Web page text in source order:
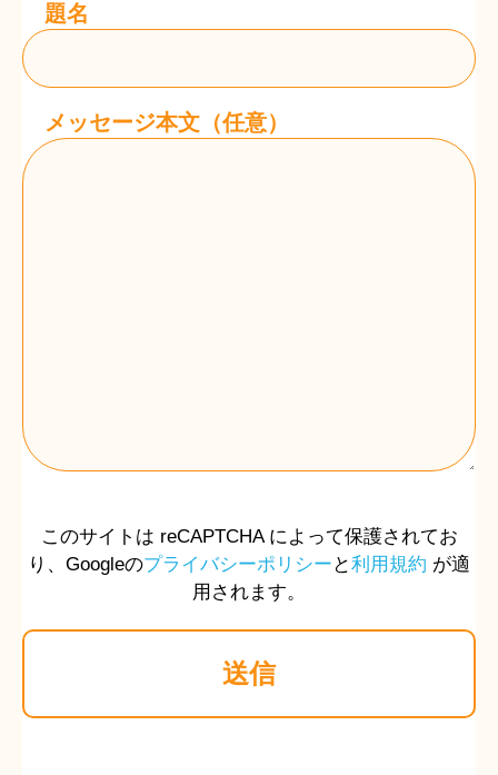
題名
メッセージ本文（任意）
このサイトは reCAPTCHA によって保護されてお
り、Googleのプライバシーポリシー と利用規約 が適
用されます。